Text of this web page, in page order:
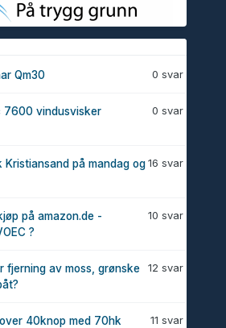
0 svar
Qm30
0 svar
7600 vindusvisker
16 svar
Kristiansand på mandag og
10 svar
på amazon.de -
?
12 svar
fjerning av moss, grønske
11 svar
40knop med 70hk